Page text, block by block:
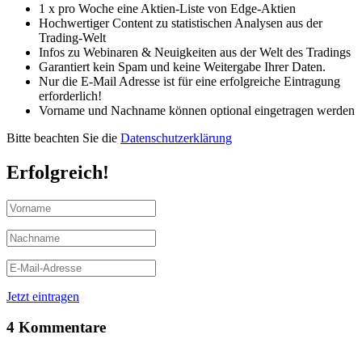
1 x pro Woche eine Aktien-Liste von Edge-Aktien
Hochwertiger Content zu statistischen Analysen aus der
Trading-Welt
Infos zu Webinaren & Neuigkeiten aus der Welt des Tradings
Garantiert kein Spam und keine Weitergabe Ihrer Daten.
Nur die E-Mail Adresse ist für eine erfolgreiche Eintragung
erforderlich!
Vorname und Nachname können optional eingetragen werden
Bitte beachten Sie die Datenschutzerklärung
Erfolgreich!
Jetzt eintragen
4 Kommentare